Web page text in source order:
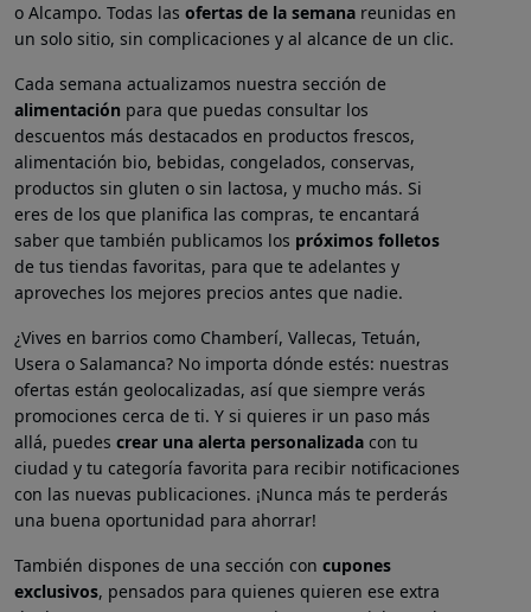
o Alcampo. Todas las ofertas de la semana reunidas en
un solo sitio, sin complicaciones y al alcance de un clic.
Cada semana actualizamos nuestra sección de
alimentación para que puedas consultar los
descuentos más destacados en productos frescos,
alimentación bio, bebidas, congelados, conservas,
productos sin gluten o sin lactosa, y mucho más. Si
eres de los que planifica las compras, te encantará
saber que también publicamos los próximos folletos
de tus tiendas favoritas, para que te adelantes y
aproveches los mejores precios antes que nadie.
¿Vives en barrios como Chamberí, Vallecas, Tetuán,
Usera o Salamanca? No importa dónde estés: nuestras
ofertas están geolocalizadas, así que siempre verás
promociones cerca de ti. Y si quieres ir un paso más
allá, puedes crear una alerta personalizada con tu
ciudad y tu categoría favorita para recibir notificaciones
con las nuevas publicaciones. ¡Nunca más te perderás
una buena oportunidad para ahorrar!
También dispones de una sección con cupones
exclusivos, pensados para quienes quieren ese extra